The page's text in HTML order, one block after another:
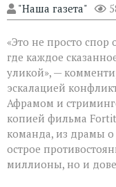
"Наша газета"
«Это не просто спор
где каждое
уликой», —
эскалацией
Афрамом и
копией фильма
команда, из драмы
острое
миллионы, но и